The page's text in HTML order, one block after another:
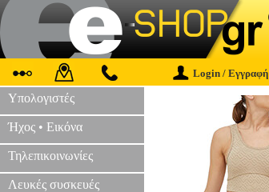
Login / Εγγραφή
Υπολογιστές
Ήχος • Εικόνα
Τηλεπικοινωνίες
Λευκές συσκευές